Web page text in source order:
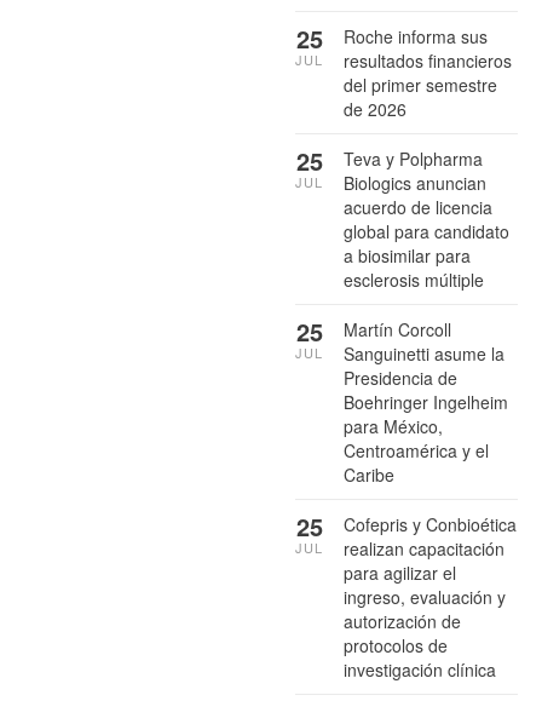
Roche informa sus
resultados financieros
del primer semestre
de 2026
25
JUL
Teva y Polpharma
Biologics anuncian
acuerdo de licencia
global para candidato
a biosimilar para
esclerosis múltiple
25
JUL
Martín Corcoll
Sanguinetti asume la
Presidencia de
Boehringer Ingelheim
para México,
Centroamérica y el
Caribe
25
JUL
Cofepris y Conbioética
realizan capacitación
para agilizar el
ingreso, evaluación y
autorización de
protocolos de
investigación clínica
25
JUL